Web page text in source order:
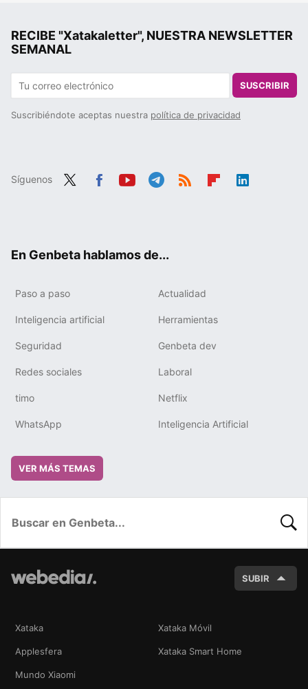
RECIBE "Xatakaletter", NUESTRA NEWSLETTER
SEMANAL
SUSCRIBIR
Suscribiéndote aceptas nuestra política de privacidad
Síguenos
En Genbeta hablamos de...
Paso a paso Actualidad
Inteligencia artificial Herramientas
Seguridad Genbeta dev
Redes sociales Laboral
timo Netflix
WhatsApp Inteligencia Artificial
VER MÁS TEMAS
SUBIR
Xataka Xataka Móvil
Applesfera Xataka Smart Home
Mundo Xiaomi